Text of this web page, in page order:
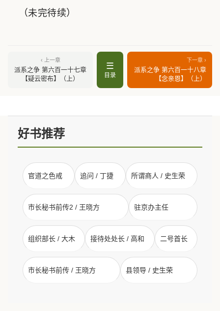
（未完待续）
‹ 上一章
派系之争 第六百一十七章
【疑云密布】（上）
☰
目录
下一章 ›
派系之争 第六百一十八章
【念亲恩】（上）
好书推荐
官道之色戒 追问 / 丁捷 所谓商人 / 史生荣
市长秘书前传2 / 王晓方 驻京办主任
组织部长 / 大木 接待处处长 / 高和 二号首长
市长秘书前传 / 王晓方 县领导 / 史生荣